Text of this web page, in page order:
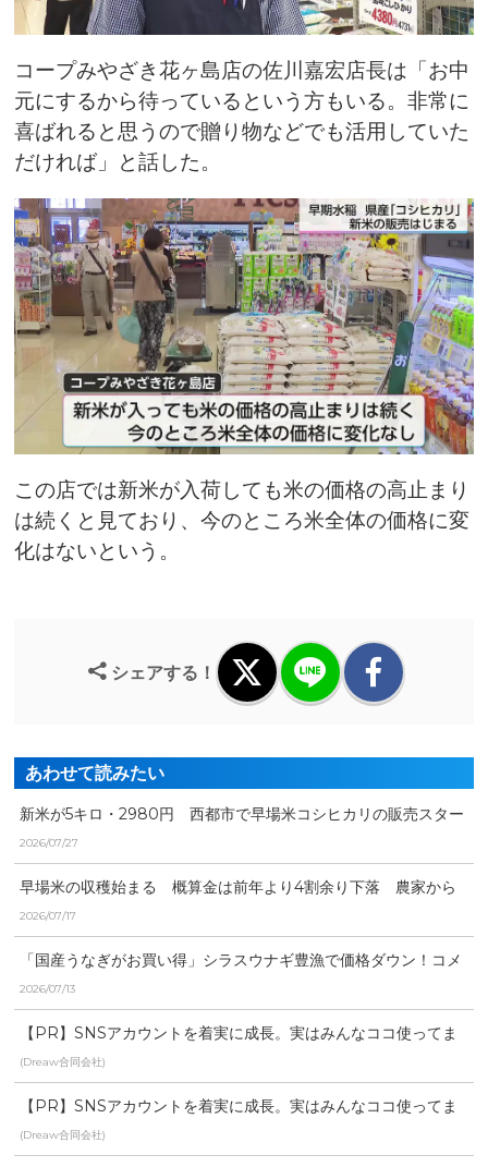
コープみやざき花ヶ島店の佐川嘉宏店長は「お中
元にするから待っているという方もいる。非常に
喜ばれると思うので贈り物などでも活用していた
だければ」と話した。
この店では新米が入荷しても米の価格の高止まり
は続くと見ており、今のところ米全体の価格に変
化はないという。
シェアする！
あわせて読みたい
新米が5キロ・2980円 西都市で早場米コシヒカリの販売スター
ト
2026/07/27
早場米の収穫始まる 概算金は前年より4割余り下落 農家から
は経営不安の声
2026/07/17
「国産うなぎがお買い得」シラスウナギ豊漁で価格ダウン！コメ
価格も落ち着き、土用の...
2026/07/13
【PR】SNSアカウントを着実に成長。実はみんなココ使ってま
す。
(Dreaw合同会社)
【PR】SNSアカウントを着実に成長。実はみんなココ使ってま
す。
(Dreaw合同会社)